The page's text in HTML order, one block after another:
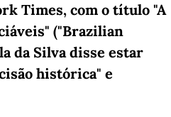
Times, com o título "A
("Brazilian
da Silva disse estar
histórica" e